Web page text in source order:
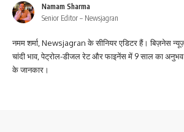
Namam Sharma
Senior Editor – Newsjagran
नमम शर्मा, Newsjagran के सीनियर एडिटर हैं। बिज़नेस न्यूज़,
चांदी भाव, पेट्रोल-डीजल रेट और फाइनेंस में 9 साल का
के जानकार।